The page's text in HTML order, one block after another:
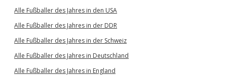
Alle Fußballer des Jahres in den USA
Alle Fußballer des Jahres in der DDR
Alle Fußballer des Jahres in der Schweiz
Alle Fußballer des Jahres in Deutschland
Alle Fußballer des Jahres in England